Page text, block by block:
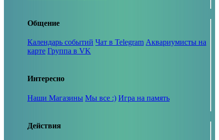
Общение
Календарь событий Чат в Telegram Аквариумисты на
карте Группа в VK
Интересно
Наши Магазины Мы все :) Игра на память
Действия